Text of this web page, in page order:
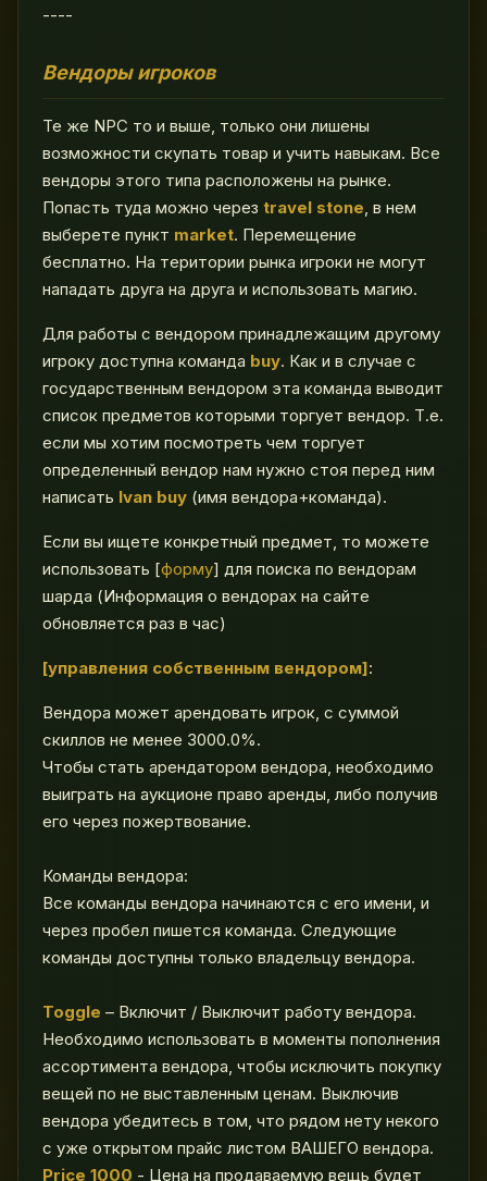
----
Вендоры игроков
Те же NPC то и выше, только они лишены
возможности скупать товар и учить навыкам. Все
вендоры этого типа расположены на рынке.
Попасть туда можно через travel stone, в нем
выберете пункт market. Перемещение
бесплатно. На територии рынка игроки не могут
нападать друга на друга и использовать магию.
Для работы с вендором принадлежащим другому
игроку доступна команда buy. Как и в случае с
государственным вендором эта команда выводит
список предметов которыми торгует вендор. Т.е.
если мы хотим посмотреть чем торгует
определенный вендор нам нужно стоя перед ним
написать Ivan buy (имя вендора+команда).
Если вы ищете конкретный предмет, то можете
использовать [форму] для поиска по вендорам
шарда (Информация о вендорах на сайте
обновляется раз в час)
[управления собственным вендором]:
Вендора может арендовать игрок, с суммой
скиллов не менее 3000.0%.
Чтобы стать арендатором вендора, необходимо
выиграть на аукционе право аренды, либо получив
его через пожертвование.
Команды вендора:
Все команды вендора начинаются с его имени, и
через пробел пишется команда. Следующие
команды доступны только владельцу вендора.
Toggle – Включит / Выключит работу вендора.
Необходимо использовать в моменты пополнения
ассортимента вендора, чтобы исключить покупку
вещей по не выставленным ценам. Выключив
вендора убедитесь в том, что рядом нету некого
с уже открытом прайс листом ВАШЕГО вендора.
Price 1000 - Цена на продаваемую вещь будет